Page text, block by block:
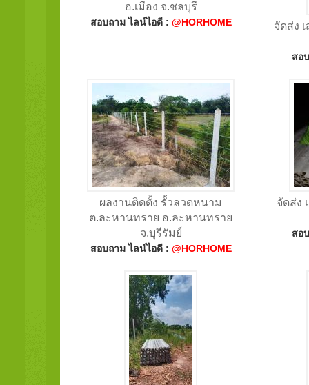
อ.เมือง จ.ชลบุรี
สอบถาม ไลน์ไอดี : @HORHOME จัดส่ง
สอ
ผลงานติดตั้ง รั้วลวดหนาม
ต.ละหานทราย อ.ละหานทราย
จ.บุรีรัมย์
สอบถาม ไลน์ไอดี : @HORHOME
จัดส่ง
สอ